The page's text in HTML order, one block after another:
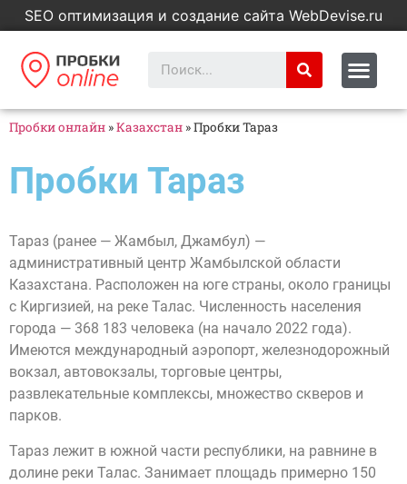
SEO оптимизация и создание сайта WebDevise.ru
Пробки онлайн »Казахстан »Пробки Тараз
Пробки Тараз
Тараз (ранее — Жамбыл, Джамбул) —
административный центр Жамбылской области
Казахстана. Расположен на юге страны, около границы
с Киргизией, на реке Талас. Численность населения
города — 368 183 человека (на начало 2022 года).
Имеются международный аэропорт, железнодорожный
вокзал, автовокзалы, торговые центры,
развлекательные комплексы, множество скверов и
парков.
Тараз лежит в южной части республики, на равнине в
долине реки Талас. Занимает площадь примерно 150